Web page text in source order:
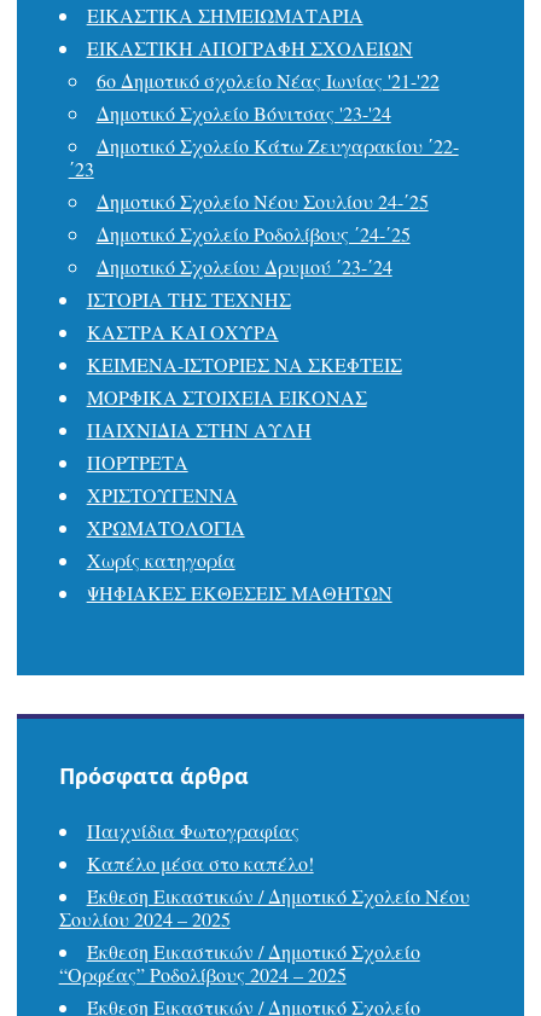
ΕΙΚΑΣΤΙΚΑ ΣΗΜΕΙΩΜΑΤΑΡΙΑ
ΕΙΚΑΣΤΙΚΗ ΑΠΟΓΡΑΦΗ ΣΧΟΛΕΙΩΝ
6ο Δημοτικό σχολείο Νέας Ιωνίας '21-'22
Δημοτικό Σχολείο Βόνιτσας '23-'24
Δημοτικό Σχολείο Κάτω Ζευγαρακίου ΄22-
΄23
Δημοτικό Σχολείο Νέου Σουλίου 24-΄25
Δημοτικό Σχολείο Ροδολίβους ΄24-΄25
Δημοτικό Σχολείου Δρυμού ΄23-΄24
ΙΣΤΟΡΙΑ ΤΗΣ ΤΕΧΝΗΣ
ΚΑΣΤΡΑ ΚΑΙ ΟΧΥΡΑ
ΚΕΙΜΕΝΑ-ΙΣΤΟΡΙΕΣ ΝΑ ΣΚΕΦΤΕΙΣ
ΜΟΡΦΙΚΑ ΣΤΟΙΧΕΙΑ ΕΙΚΟΝΑΣ
ΠΑΙΧΝΙΔΙΑ ΣΤΗΝ ΑΥΛΗ
ΠΟΡΤΡΕΤΑ
ΧΡΙΣΤΟΥΓΕΝΝΑ
ΧΡΩΜΑΤΟΛΟΓΙΑ
Χωρίς κατηγορία
ΨΗΦΙΑΚΕΣ ΕΚΘΕΣΕΙΣ ΜΑΘΗΤΩΝ
Πρόσφατα άρθρα
Παιχνίδια Φωτογραφίας
Καπέλο μέσα στο καπέλο!
Έκθεση Εικαστικών / Δημοτικό Σχολείο Νέου
Σουλίου 2024 – 2025
Έκθεση Εικαστικών / Δημοτικό Σχολείο
“Ορφέας” Ροδολίβους 2024 – 2025
Έκθεση Εικαστικών / Δημοτικό Σχολείο